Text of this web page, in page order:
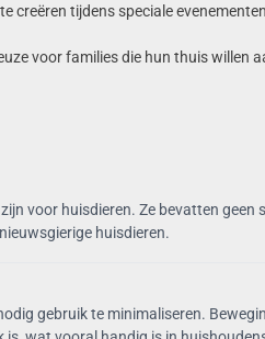
creëren tijdens speciale
voor families die hun thuis willen
voor huisdieren. Ze bevatten geen
huisdieren.
gebruik te minimaliseren.